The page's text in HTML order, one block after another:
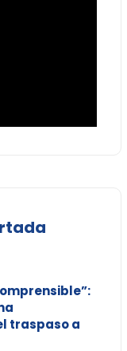
traspaso a